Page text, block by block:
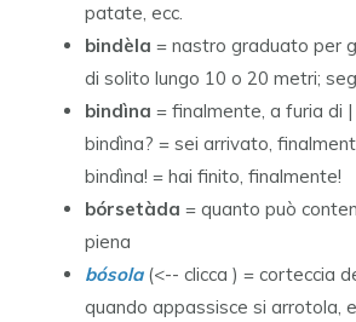
patate, ecc.
bindèla = nastro graduato per
di solito lungo 10 o 20 metri;
bindìna = finalmente, a furia di
bindìna? = sei arrivato,
bindìna! = hai finito, finalmente!
bórsetàda = quanto può
piena
bósola (<-- clicca ) = corteccia
quando appassisce si arrotola,